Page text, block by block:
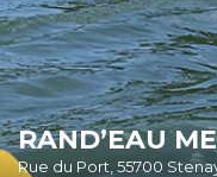
RAND’EAU
Rue du Port, 55700